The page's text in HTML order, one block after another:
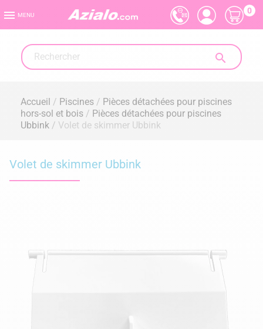
 MENU

0
Accueil Piscines
Pièces détachées pour piscines
hors-sol et bois
Pièces détachées pour piscines
Ubbink
Volet de skimmer Ubbink
Volet de skimmer Ubbink